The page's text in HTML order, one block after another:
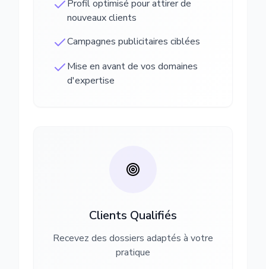
Profil optimisé pour attirer de
nouveaux clients
Campagnes publicitaires ciblées
Mise en avant de vos domaines
d'expertise
Clients Qualifiés
Recevez des dossiers adaptés à votre
pratique